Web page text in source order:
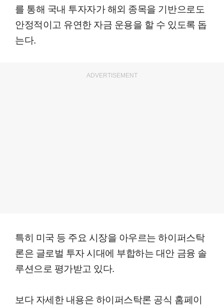
를 통해 국내 투자자가 해외 종목을 기반으로도
안정적이고 유연한 자금 운용을 할 수 있도록 돕
는다.
ADVERTISEMENT
특히 미국 등 주요 시장을 아우르는 하이퍼스탁
론은 글로벌 투자 시대에 부합하는 대안 금융 솔
루션으로 평가받고 있다.
보다 자세한 내용은 하이퍼스탁론 공식 홈페이